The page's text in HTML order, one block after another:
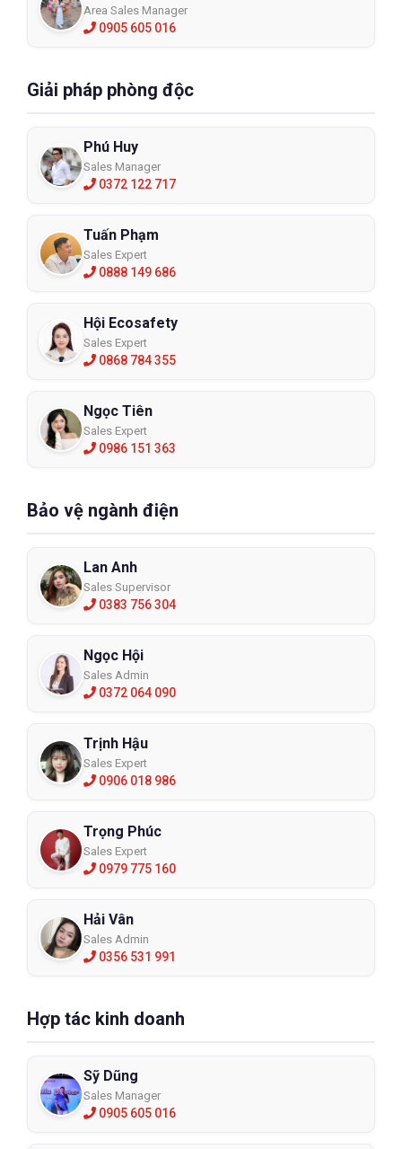
Area Sales Manager
0905 605 016
Giải pháp phòng độc
Phú Huy
Sales Manager
0372 122 717
Tuấn Phạm
Sales Expert
0888 149 686
Hội Ecosafety
Sales Expert
0868 784 355
Ngọc Tiên
Sales Expert
0986 151 363
Bảo vệ ngành điện
Lan Anh
Sales Supervisor
0383 756 304
Ngọc Hội
Sales Admin
0372 064 090
Trịnh Hậu
Sales Expert
0906 018 986
Trọng Phúc
Sales Expert
0979 775 160
Hải Vân
Sales Admin
0356 531 991
Hợp tác kinh doanh
Sỹ Dũng
Sales Manager
0905 605 016